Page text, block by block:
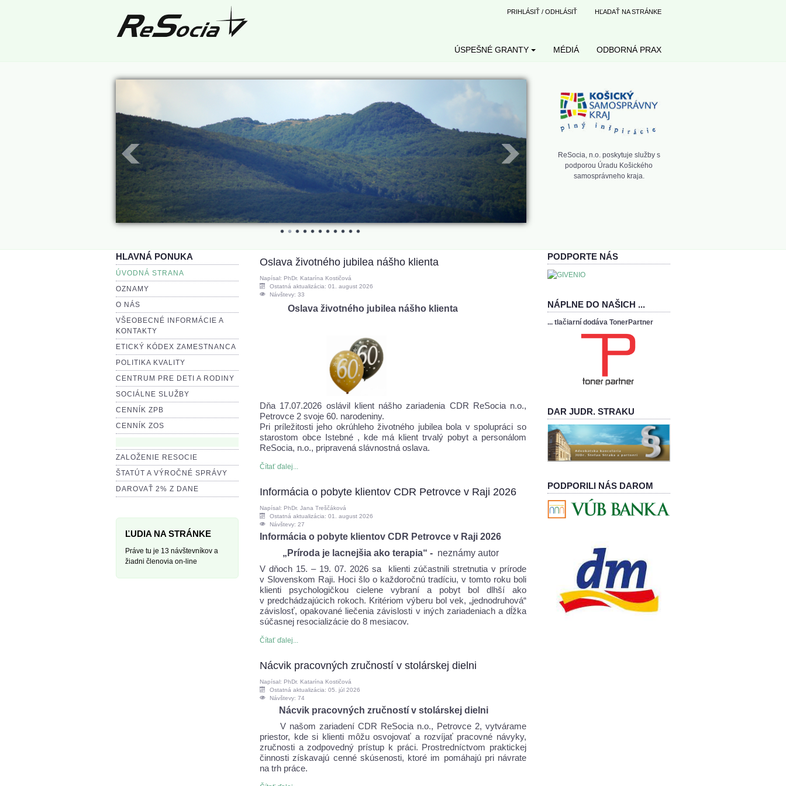
PRIHLÁSIŤ / ODHLÁSIŤ HĽADAŤ NA STRÁNKE
ÚSPEŠNÉ GRANTY MÉDIÁ ODBORNÁ PRAX
ReSocia, n.o. poskytuje služby s
podporou Úradu Košického
samosprávneho kraja.
HLAVNÁ PONUKA
ÚVODNÁ STRANA
OZNAMY
O NÁS
VŠEOBECNÉ INFORMÁCIE A
KONTAKTY
ETICKÝ KÓDEX ZAMESTNANCA
POLITIKA KVALITY
CENTRUM PRE DETI A RODINY
SOCIÁLNE SLUŽBY
CENNÍK ZPB
CENNÍK ZOS
ZALOŽENIE RESOCIE
ŠTATÚT A VÝROČNÉ SPRÁVY
DAROVAŤ 2% Z DANE
ĽUDIA NA STRÁNKE
Práve tu je 13 návštevníkov a
žiadni členovia on-line
Oslava životného jubilea nášho klienta
Napísal: PhDr. Katarína Kostičová
Ostatná aktualizácia: 01. august 2026
Návštevy: 33
Oslava životného jubilea nášho klienta
Dňa 17.07.2026 oslávil klient nášho zariadenia CDR ReSocia n.o.,
Petrovce 2 svoje 60. narodeniny.
Pri príležitosti jeho okrúhleho životného jubilea bola v spolupráci so
starostom obce Istebné , kde má klient trvalý pobyt a personálom
ReSocia, n.o., pripravená slávnostná oslava.
Čítať ďalej...
Informácia o pobyte klientov CDR Petrovce v Raji 2026
Napísal: PhDr. Jana Treščáková
Ostatná aktualizácia: 01. august 2026
Návštevy: 27
Informácia o pobyte klientov CDR Petrovce v Raji 2026
„Príroda je lacnejšia ako terapia“ - neznámy autor
V dňoch 15. – 19. 07. 2026 sa
klienti zúčastnili stretnutia v prírode
v Slovenskom Raji. Hoci šlo o každoročnú tradíciu, v tomto roku boli
klienti psychologičkou cielene vybraní a pobyt bol dlhší ako
v predchádzajúcich rokoch. Kritériom výberu bol vek, „jednodruhová“
závislosť, opakované liečenia závislosti v iných zariadeniach a dĺžka
súčasnej resocializácie do 8 mesiacov.
Čítať ďalej...
Nácvik pracovných zručností v stolárskej dielni
Napísal: PhDr. Katarína Kostičová
Ostatná aktualizácia: 05. júl 2026
Návštevy: 74
Nácvik pracovných zručností v stolárskej dielni
V našom zariadení CDR ReSocia n.o., Petrovce 2, vytvárame
priestor, kde si klienti môžu osvojovať a rozvíjať pracovné návyky,
zručnosti a zodpovedný prístup k práci. Prostredníctvom praktickej
činnosti získavajú cenné skúsenosti, ktoré im pomáhajú pri návrate
na trh práce.
PODPORTE NÁS
NÁPLNE DO NAŠICH ...
... tlačiarní dodáva TonerPartner
DAR JUDR. STRAKU
PODPORILI NÁS DAROM